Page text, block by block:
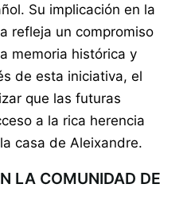
Su implicación en la
refleja un compromiso
memoria histórica y
de esta iniciativa, el
que las futuras
a la rica herencia
casa de Aleixandre.
LA COMUNIDAD DE